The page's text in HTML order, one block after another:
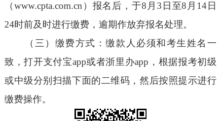
（www.cpta.com.cn ）报名后，于8月3日至8月14日
24时前及时进行缴费，逾期作放弃报名处理。
（三）缴费方式：缴款人必须和考生姓名一
致，打开支付宝app或者浙里办app，根据报考初级
或中级分别扫描下面的二维码，然后按照提示进行
缴费操作。